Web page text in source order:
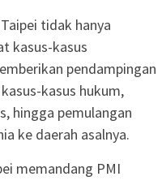
tidak hanya
kasus-kasus
pendampingan
kasus hukum,
hingga pemulangan
ke daerah asalnya.
memandang PMI